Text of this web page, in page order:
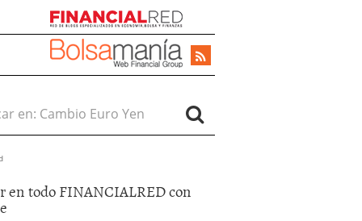
en:
en todo FINANCIALRED con